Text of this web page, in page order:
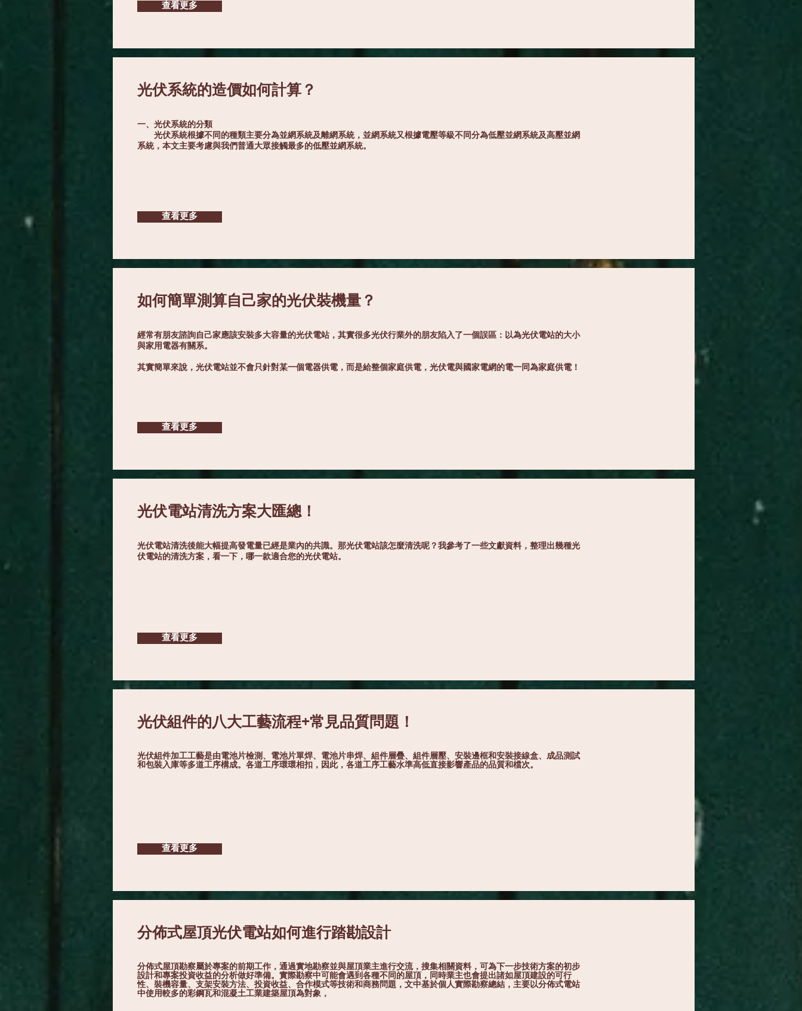
查看更多
光伏系統的造價如何計算？
一、光伏系統的分類
光伏系統根據不同的種類主要分為並網系統及離網系統，並網系統又根據電壓等級不同分為低壓並網系統及高壓並網
系統，本文主要考慮與我們普通大眾接觸最多的低壓並網系統。
查看更多
如何簡單測算自己家的光伏裝機量？
經常有朋友諮詢自己家應該安裝多大容量的光伏電站，其實很多光伏行業外的朋友陷入了一個誤區：以為光伏電站的大小
與家用電器有關系。
其實簡單來說，光伏電站並不會只針對某一個電器供電，而是給整個家庭供電，光伏電與國家電網的電一同為家庭供電！
查看更多
光伏電站清洗方案大匯總！
光伏電站清洗後能大幅提高發電量已經是業內的共識。那光伏電站該怎麼清洗呢？我參考了一些文獻資料，整理出幾種光
伏電站的清洗方案，看一下，哪一款適合您的光伏電站。
查看更多
光伏組件的八大工藝流程+常見品質問題！
光伏組件加工工藝是由電池片檢測、電池片單焊、電池片串焊、組件層疊、組件層壓、安裝邊框和安裝接線盒、成品測試
和包裝入庫等多道工序構成。各道工序環環相扣，因此，各道工序工藝水準高低直接影響產品的品質和檔次。
查看更多
分佈式屋頂光伏電站如何進行踏勘設計
分佈式屋頂勘察屬於專案的前期工作，通過實地勘察並與屋頂業主進行交流，搜集相關資料，可為下一步技術方案的初步
設計和專案投資收益的分析做好準備。實際勘察中可能會遇到各種不同的屋頂，同時業主也會提出諸如屋頂建設的可行
性、裝機容量、支架安裝方法、投資收益、合作模式等技術和商務問題，文中基於個人實際勘察總結，主要以分佈式電站
中使用較多的彩鋼瓦和混凝土工業建築屋頂為對象，